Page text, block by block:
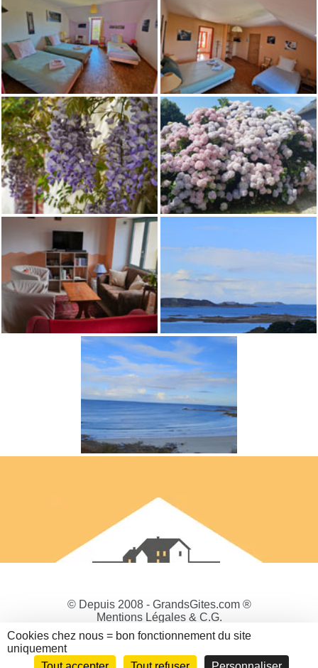
© Depuis 2008 - GrandsGites.com ®
Mentions Légales & C.G.
Politique de Confidentialité
Gestion des cookies
Cookies chez nous = bon fonctionnement du site
uniquement